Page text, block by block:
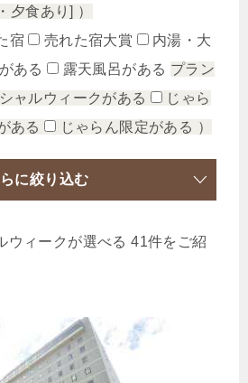
夕食あり] ）
宿
売れた宿大賞
内湯・大
ある 露天風呂がある プラン
ャルウィークがある
じゃら
ある
じゃらん限定がある ）
に絞り込む
ウィークが選べる 41件をご紹